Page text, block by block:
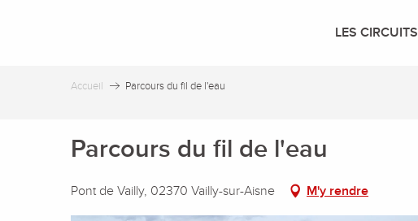
LES CIRCUITS
Accueil Parcours du fil de l'eau
Parcours du fil de l'eau
Pont de Vailly, 02370 Vailly-sur-Aisne M'y rendre